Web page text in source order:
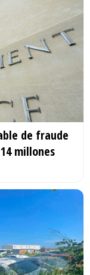
de fraude
millones